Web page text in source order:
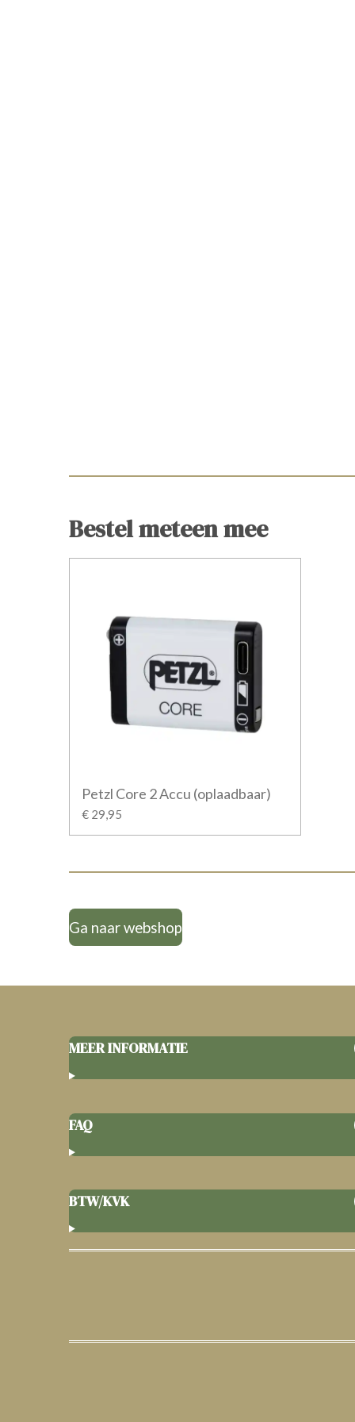
Bestel meteen mee
Petzl Core 2 Accu (oplaadbaar)
€ 29,95
Ga naar webshop
MEER INFORMATIE
FAQ
BTW/KVK